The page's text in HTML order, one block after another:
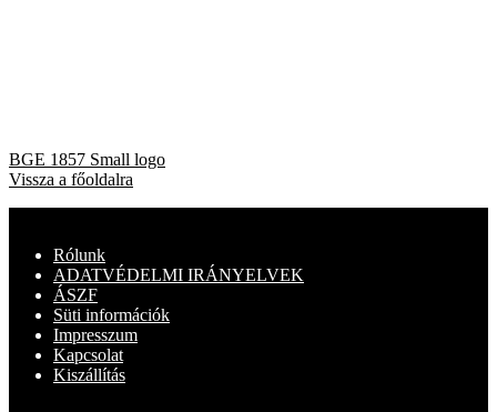
Bejegyzés
navigáció
Previous
post:
BGE 1857 Small logo
Vissza a főoldalra
Rólunk
ADATVÉDELMI IRÁNYELVEK
ÁSZF
Süti információk
Impresszum
Kapcsolat
Kiszállítás